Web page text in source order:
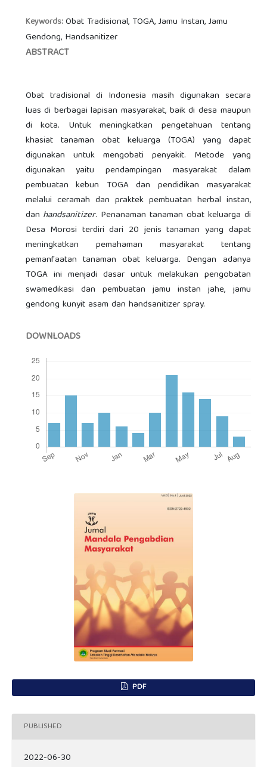
Keywords:Obat Tradisional, TOGA, Jamu Instan, Jamu
Gendong, Handsanitizer
ABSTRACT
Obat tradisional di Indonesia masih digunakan secara
luas di berbagai lapisan masyarakat, baik di desa maupun
di kota. Untuk meningkatkan pengetahuan tentang
khasiat tanaman obat keluarga (TOGA) yang dapat
digunakan untuk mengobati penyakit. Metode yang
digunakan yaitu pendampingan masyarakat dalam
pembuatan kebun TOGA dan pendidikan masyarakat
melalui ceramah dan praktek pembuatan herbal instan,
dan handsanitizer. Penanaman tanaman obat keluarga di
Desa Morosi terdiri dari 20 jenis tanaman yang dapat
meningkatkan pemahaman masyarakat tentang
pemanfaatan tanaman obat keluarga. Dengan adanya
TOGA ini menjadi dasar untuk melakukan pengobatan
swamedikasi dan pembuatan jamu instan jahe, jamu
gendong kunyit asam dan handsanitizer spray.
DOWNLOADS
PDF
PUBLISHED
2022-06-30